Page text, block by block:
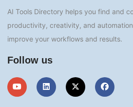
AI Tools Directory helps you find and
productivity, creativity, and
improve your workflows and results.
Follow us